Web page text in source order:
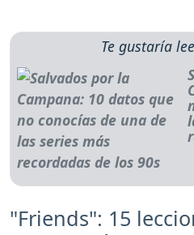
Te gustaría
"Friends": 15